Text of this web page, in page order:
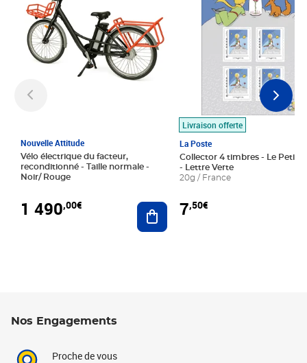
Nouvelle Attitude
Vélo électrique du facteur,
reconditionné - Taille normale -
Noir/ Rouge
1 490,00€ Ajouter au panier
Livraison offerte
La Poste
Collector 4 timbres - Le Petit
- Lettre Verte
20g / France
7,50€
Nos Engagements
Proche de vous